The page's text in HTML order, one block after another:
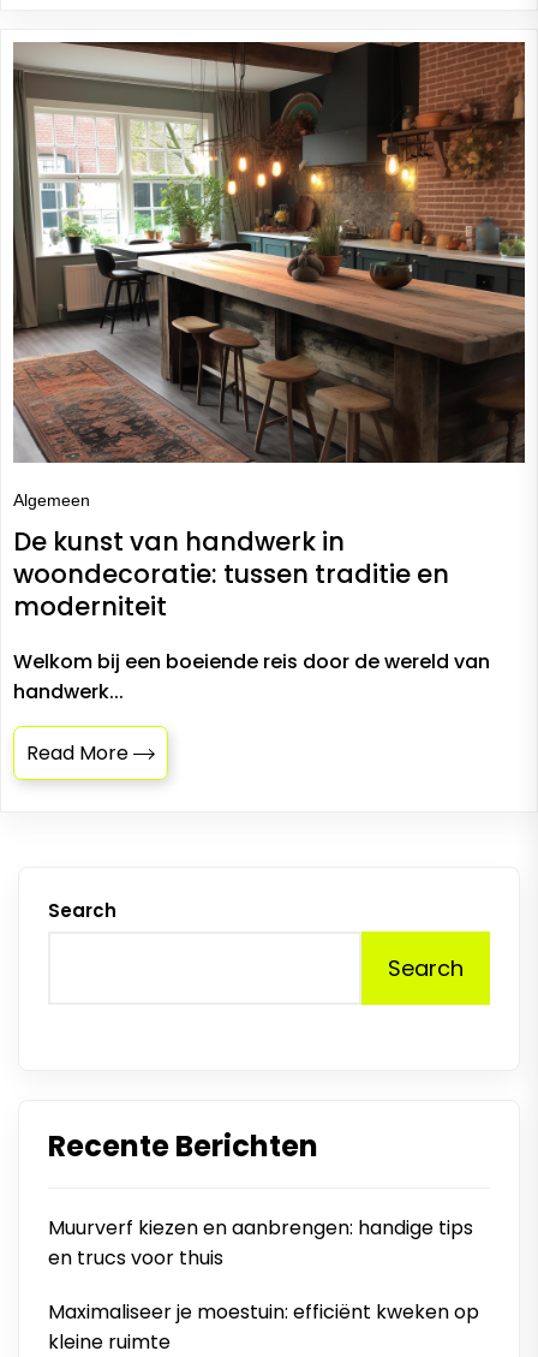
Algemeen
De kunst van handwerk in
woondecoratie: tussen traditie en
moderniteit
Welkom bij een boeiende reis door de wereld van
handwerk...
Read More
Search
Search
Recente Berichten
Muurverf kiezen en aanbrengen: handige tips
en trucs voor thuis
Maximaliseer je moestuin: efficiënt kweken op
kleine ruimte